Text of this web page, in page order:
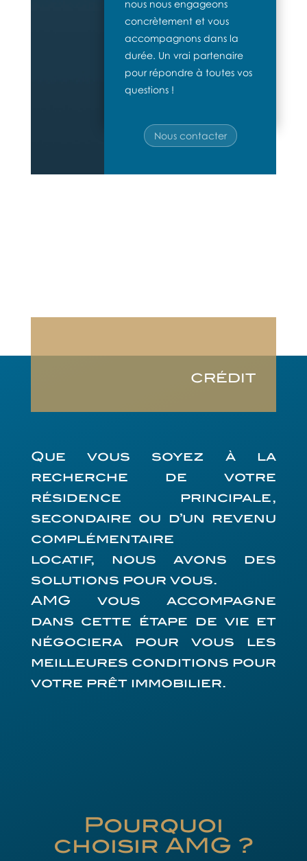
nous nous engageons
concrètement et vous
accompagnons dans la
durée. Un vrai partenaire
pour répondre à toutes vos
questions !
Nous contacter
CRÉDIT
Que vous soyez à la
recherche de votre
résidence principale,
secondaire ou d’un revenu
complémentaire
locatif, nous avons des
solutions pour vous.
AMG vous accompagne
dans cette étape de vie et
négociera pour vous les
meilleures conditions pour
votre prêt immobilier.
Pourquoi
choisir AMG ?